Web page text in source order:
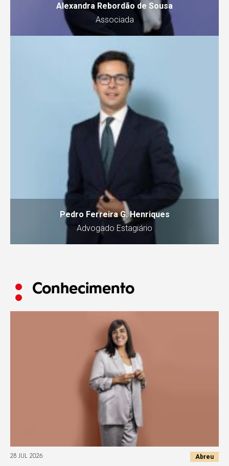
Alexandra Rebordão de Sousa
Associada
Pedro Ferreira G. Henriques
Advogado Estagiário
Conhecimento
28 JUL 2026 Abreu